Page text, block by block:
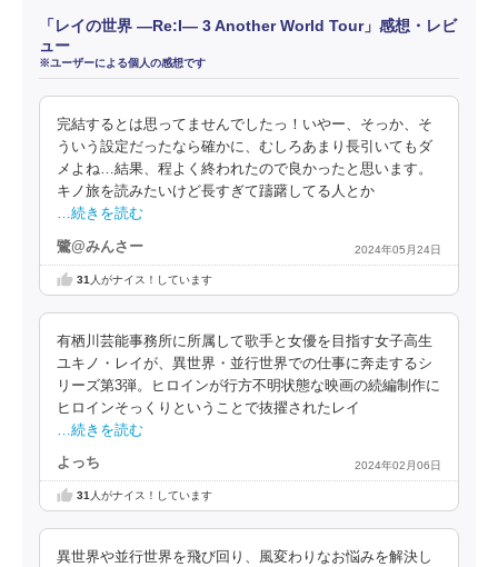
「レイの世界 ―Re:I― 3 Another World Tour」感想・レビ
ュー
※ユーザーによる個人の感想です
完結するとは思ってませんでしたっ！いやー、そっか、そ
ういう設定だったなら確かに、むしろあまり長引いてもダ
メよね…結果、程よく終われたので良かったと思います。
キノ旅を読みたいけど長すぎて躊躇してる人とか
…続きを読む
鷺@みんさー 2024年05月24日
31 人がナイス！しています
有栖川芸能事務所に所属して歌手と女優を目指す女子高生
ユキノ・レイが、異世界・並行世界での仕事に奔走するシ
リーズ第3弾。ヒロインが行方不明状態な映画の続編制作に
ヒロインそっくりということで抜擢されたレイ
…続きを読む
よっち 2024年02月06日
31 人がナイス！しています
異世界や並行世界を飛び回り、風変わりなお悩みを解決し